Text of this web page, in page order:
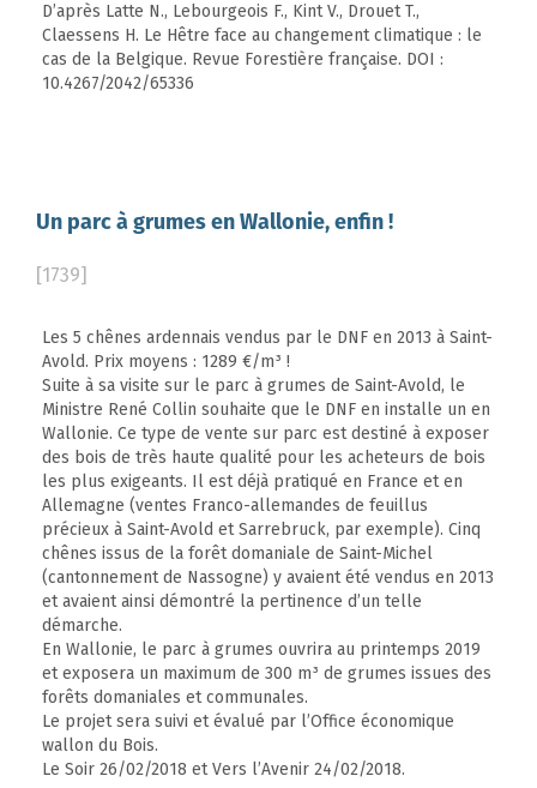
D’après Latte N., Lebourgeois F., Kint V., Drouet T.,
Claessens H. Le Hêtre face au changement climatique : le
cas de la Belgique. Revue Forestière française. DOI :
10.4267/2042/65336
Un parc à grumes en Wallonie, enfin !
[1739]
Les 5 chênes ardennais vendus par le DNF en 2013 à Saint-
Avold. Prix moyens : 1289 €/m³ !
Suite à sa visite sur le parc à grumes de Saint-Avold, le
Ministre René Collin souhaite que le DNF en installe un en
Wallonie. Ce type de vente sur parc est destiné à exposer
des bois de très haute qualité pour les acheteurs de bois
les plus exigeants. Il est déjà pratiqué en France et en
Allemagne (ventes Franco-allemandes de feuillus
précieux à Saint-Avold et Sarrebruck, par exemple). Cinq
chênes issus de la forêt domaniale de Saint-Michel
(cantonnement de Nassogne) y avaient été vendus en 2013
et avaient ainsi démontré la pertinence d’un telle
démarche.
En Wallonie, le parc à grumes ouvrira au printemps 2019
et exposera un maximum de 300 m³ de grumes issues des
forêts domaniales et communales.
Le projet sera suivi et évalué par l’Office économique
wallon du Bois.
Le Soir 26/02/2018 et Vers l’Avenir 24/02/2018.